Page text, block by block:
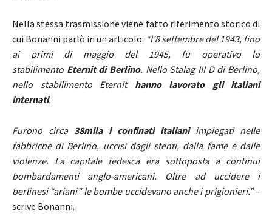
Nella stessa trasmissione viene fatto riferimento storico di
cui Bonanni parlò in un articolo: “l’8 settembre del 1943, fino
ai primi di maggio del 1945, fu operativo lo
stabilimento Eternit di Berlino. Nello Stalag III D di Berlino,
nello stabilimento Eternit hanno lavorato gli italiani
internati.
Furono circa 38mila i confinati italianiimpiegati nelle
fabbriche di Berlino, uccisi dagli stenti, dalla fame e dalle
violenze. La capitale tedesca era sottoposta a continui
bombardamenti anglo-americani. Oltre ad uccidere i
berlinesi “ariani” le bombe uccidevano anche i prigionieri.”–
scrive Bonanni.